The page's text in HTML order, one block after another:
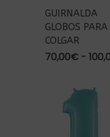
GUIRNALDA
GLOBOS PARA
COLGAR
70,00€ -